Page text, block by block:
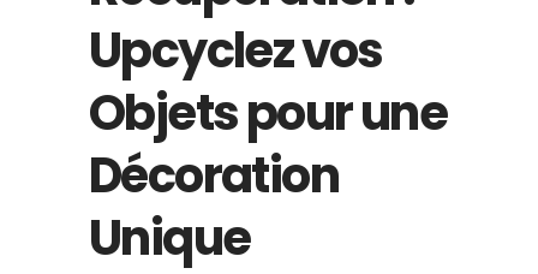
Upcyclez vos
Objets pour une
Décoration
Unique